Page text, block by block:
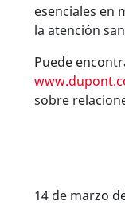
esenciales en
la atención
Puede
sobre
14 de marzo